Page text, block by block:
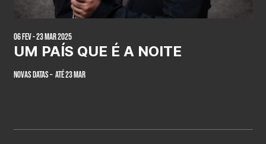
06 Fev - 23 Mar 2025
UM PAÍS QUE É A NOITE
NOVAS DATAS – ATÉ 23 MAR